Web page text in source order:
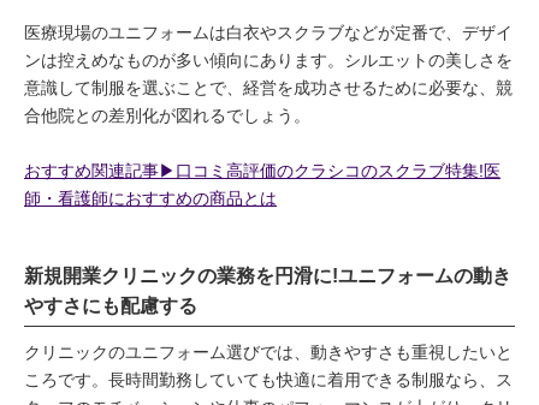
医療現場のユニフォームは白衣やスクラブなどが定番で、デザイ
ンは控えめなものが多い傾向にあります。シルエットの美しさを
意識して制服を選ぶことで、経営を成功させるために必要な、競
合他院との差別化が図れるでしょう。
おすすめ関連記事▶︎口コミ高評価のクラシコのスクラブ特集!医
師・看護師におすすめの商品とは
新規開業クリニックの業務を円滑に!ユニフォームの動き
やすさにも配慮する
クリニックのユニフォーム選びでは、動きやすさも重視したいと
ころです。長時間勤務していても快適に着用できる制服なら、ス